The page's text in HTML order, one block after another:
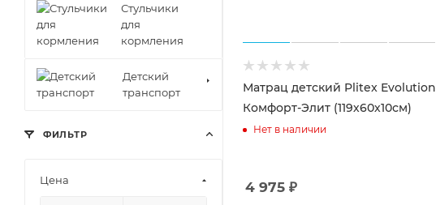
Матрац детский Plitex Evolution
Комфорт-Элит (119х60х10см)
Нет в наличии
4 975 ₽
Стульчики
для
кормления
Детский
транспорт
ФИЛЬТР
Цена